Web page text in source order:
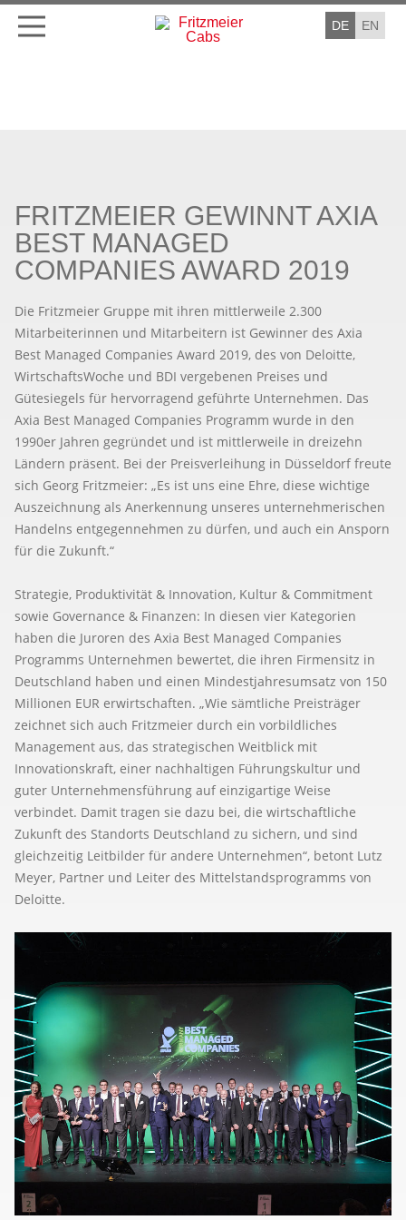
DE EN
FRITZMEIER GEWINNT AXIA
BEST MANAGED
COMPANIES AWARD 2019
Die Fritzmeier Gruppe mit ihren mittlerweile 2.300
Mitarbeiterinnen und Mitarbeitern ist Gewinner des Axia
Best Managed Companies Award 2019, des von Deloitte,
WirtschaftsWoche und BDI vergebenen Preises und
Gütesiegels für hervorragend geführte Unternehmen. Das
Axia Best Managed Companies Programm wurde in den
1990er Jahren gegründet und ist mittlerweile in dreizehn
Ländern präsent. Bei der Preisverleihung in Düsseldorf freute
sich Georg Fritzmeier: „Es ist uns eine Ehre, diese wichtige
Auszeichnung als Anerkennung unseres unternehmerischen
Handelns entgegennehmen zu dürfen, und auch ein Ansporn
für die Zukunft.“
Strategie, Produktivität & Innovation, Kultur & Commitment
sowie Governance & Finanzen: In diesen vier Kategorien
haben die Juroren des Axia Best Managed Companies
Programms Unternehmen bewertet, die ihren Firmensitz in
Deutschland haben und einen Mindestjahresumsatz von 150
Millionen EUR erwirtschaften. „Wie sämtliche Preisträger
zeichnet sich auch Fritzmeier durch ein vorbildliches
Management aus, das strategischen Weitblick mit
Innovationskraft, einer nachhaltigen Führungskultur und
guter Unternehmensführung auf einzigartige Weise
verbindet. Damit tragen sie dazu bei, die wirtschaftliche
Zukunft des Standorts Deutschland zu sichern, und sind
gleichzeitig Leitbilder für andere Unternehmen“, betont Lutz
Meyer, Partner und Leiter des Mittelstandsprogramms von
Deloitte.